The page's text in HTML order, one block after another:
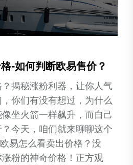
-如何判断欧易售价？
揭秘涨粉利器，让你人气
你们有没有想过，为什么
坐火箭一样飙升，而自己
今天，咱们就来聊聊这个
易怎么看卖出价格？没
粉的神奇价格！正方观